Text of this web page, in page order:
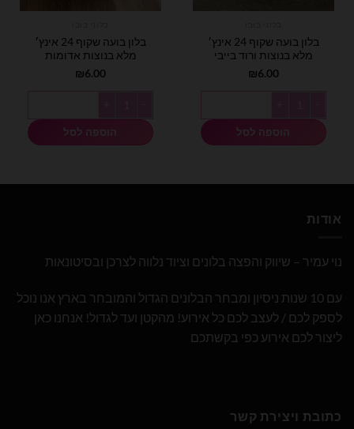
בלון בועה שקוף 24 אינץ׳
מלא בנוצות ורוד בייבי
₪6.00
הוספה לסל
בלון בועה שקוף 24 אינץ׳
מלא בנוצות אדומות
₪6.00
הוספה לסל
אודות
נוי עמיר – שיווק והפצה בלונים וציוד נלווה לצרכן ובסיטונאות
עם 10 שנות ניסיון ומבחר הבלונים הגדול והמובחר בארץ אנו נוכל
לספק לכם / לעצב לכם כל אירוע! מהקטן ועד לגדול! אנחנו כאן
ליצור לכם אירוע כפי בקשתכם
כתובת ויצירת קשר